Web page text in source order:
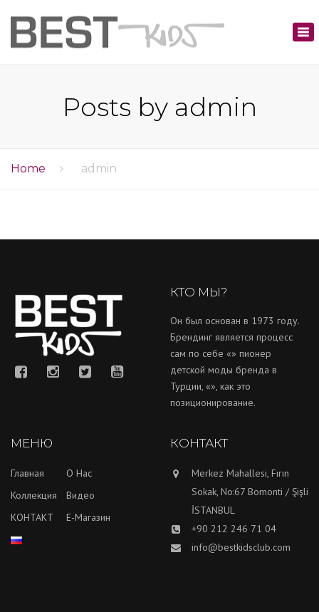
Posts by admin
Home admin
КТО МЫ?
Он был основан в 1973 году.
Брендинг является процесс
сам по себе «» пионер
детской моды бренда в
Турции, «», как это
позиционирование.
МЕНЮ
Главная
О Нас
Коллекция
Видео
КОНТАКТ
E-Магазин
КОНТАКТ
Merkez Mahallesi, Fırın
Sokak, No:67 Bomonti / Şişli
İSTANBUL
+90 212 246 71 04
info@bestkidsclub.com